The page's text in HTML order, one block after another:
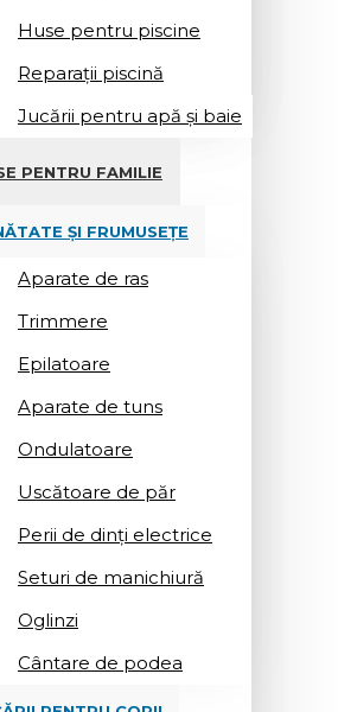
Huse pentru piscine
Reparații piscină
Jucării pentru apă și baie
PENTRU FAMILIE
ȘI FRUMUSEȚE
Aparate de ras
Trimmere
Epilatoare
Aparate de tuns
Ondulatoare
Uscătoare de păr
Perii de dinți electrice
Seturi de manichiură
Oglinzi
Cântare de podea